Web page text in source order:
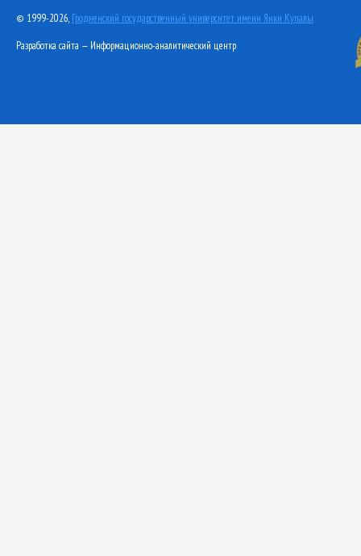
© 1999-2026, Гродненский государственный университет имени Янки Купалы
Разработка сайта — Информационно-аналитический центр